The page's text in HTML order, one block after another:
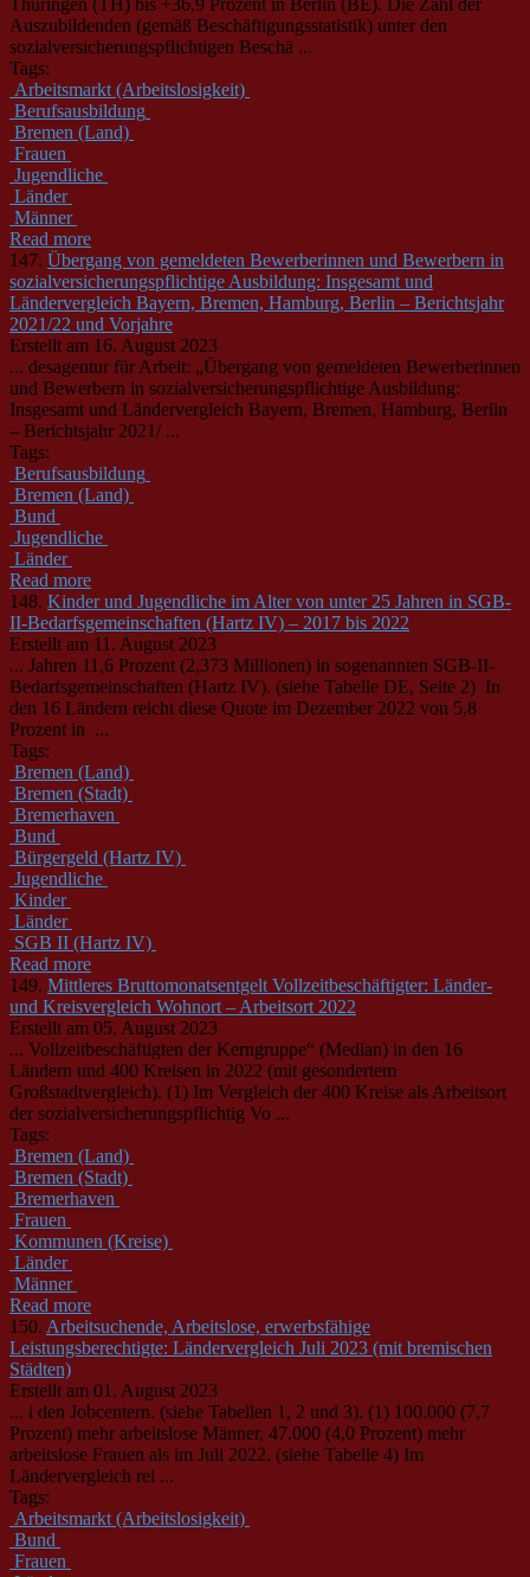
Auszubildenden (gemäß Beschäftigungsstatistik) unter den
sozialversicherungspflichtigen Beschä ...
Tags:
Arbeitsmarkt (Arbeitslosigkeit)
Berufsausbildung
Bremen (Land)
Frauen
Jugendliche
Länder
Männer
Read more
147. Übergang von gemeldeten Bewerberinnen und Bewerbern in
sozialversicherungspflichtige Ausbildung: Insgesamt und
Ländervergleich Bayern, Bremen, Hamburg, Berlin – Berichtsjahr
2021/22 und Vorjahre
Erstellt am 16. August 2023
... desagentur für Arbeit: „Übergang von gemeldeten Bewerberinnen
und Bewerbern in sozialversicherungspflichtige Ausbildung:
Insgesamt und Ländervergleich Bayern, Bremen, Hamburg, Berlin
– Berichtsjahr 2021/ ...
Tags:
Berufsausbildung
Bremen (Land)
Bund
Jugendliche
Länder
Read more
148. Kinder und Jugendliche im Alter von unter 25 Jahren in SGB-
II-Bedarfsgemeinschaften (Hartz IV) – 2017 bis 2022
Erstellt am 11. August 2023
... Jahren 11,6 Prozent (2,373 Millionen) in sogenannten SGB-II-
Bedarfsgemein­schaften (Hartz IV). (siehe Tabelle DE, Seite 2) In
den 16 Ländern reicht diese Quote im Dezember 2022 von 5,8
Prozent in ...
Tags:
Bremen (Land)
Bremen (Stadt)
Bremerhaven
Bund
Bürgergeld (Hartz IV)
Jugendliche
Kinder
Länder
SGB II (Hartz IV)
Read more
149. Mittleres Bruttomonatsentgelt Vollzeitbeschäftigter: Länder-
und Kreisvergleich Wohnort – Arbeitsort 2022
Erstellt am 05. August 2023
... Vollzeitbeschäftigten der Kerngruppe“ (Median) in den 16
Ländern und 400 Kreisen in 2022 (mit gesondertem
Großstadtvergleich). (1) Im Vergleich der 400 Kreise als Arbeitsort
der sozialversicherungspflichtig Vo ...
Tags:
Bremen (Land)
Bremen (Stadt)
Bremerhaven
Frauen
Kommunen (Kreise)
Länder
Männer
Read more
150. Arbeitsuchende, Arbeitslose, erwerbsfähige
Leistungsberechtigte: Ländervergleich Juli 2023 (mit bremischen
Städten)
Erstellt am 01. August 2023
... i den Jobcentern. (siehe Tabellen 1, 2 und 3). (1) 100.000 (7,7
Prozent) mehr arbeitslose Männer, 47.000 (4,0 Prozent) mehr
arbeitslose Frauen als im Juli 2022. (siehe Tabelle 4) Im
Ländervergleich rei ...
Tags:
Arbeitsmarkt (Arbeitslosigkeit)
Bund
Frauen